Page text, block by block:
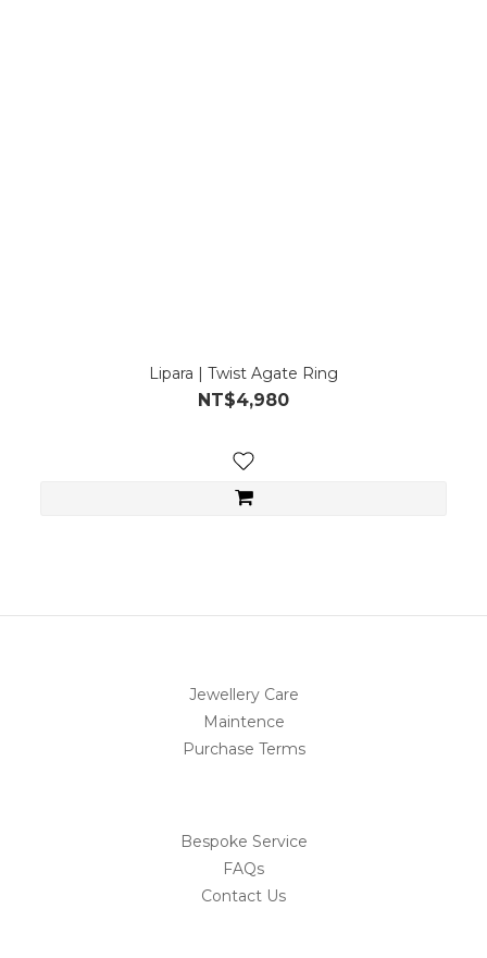
Lipara | Twist Agate Ring
NT$4,980
Jewellery Care
Maintence
Purchase Terms
Bespoke Service
FAQs
Contact Us